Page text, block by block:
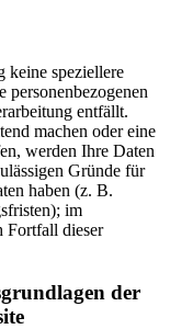
keine speziellere
personenbezogenen
entfällt.
machen oder eine
werden Ihre Daten
Gründe für
haben (z. B.
im
Fortfall dieser
der